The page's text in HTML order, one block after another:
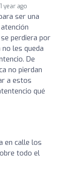
1 year ago
ser una
perdiera por
les queda
De
no pierdan
a estos
qué
en calle los
todo el